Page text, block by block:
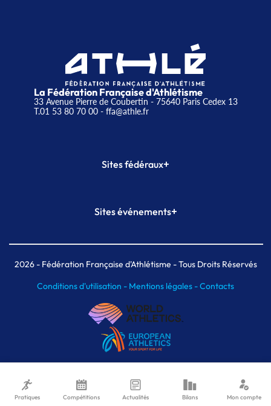
La Fédération Française d'Athlétisme
33 Avenue Pierre de Coubertin - 75640 Paris Cedex 13
T.01 53 80 70 00- ffa@athle.fr
Sites fédéraux+
Plateforme Formation
Sites événements+
Meeting de Paris indoor
MAIF Ekiden de Paris
2026- Fédération Française d'Athlétisme - Tous Droits Réservés
Conditions d'utilisation - Mentions légales -Contacts
Pratiques Compétitions Actualités Bilans Mon compte